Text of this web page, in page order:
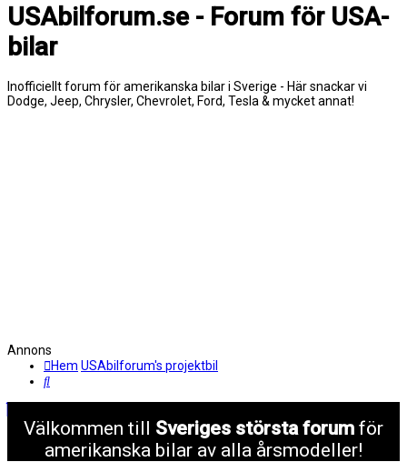
USAbilforum.se - Forum för USA-
bilar
Inofficiellt forum för amerikanska bilar i Sverige - Här snackar vi
Dodge, Jeep, Chrysler, Chevrolet, Ford, Tesla & mycket annat!
Annons
Hem USAbilforum's projektbil
Sök
Välkommen till Sveriges största forum för
amerikanska bilar av alla årsmodeller!